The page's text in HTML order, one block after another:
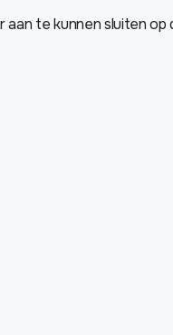
te kunnen sluiten